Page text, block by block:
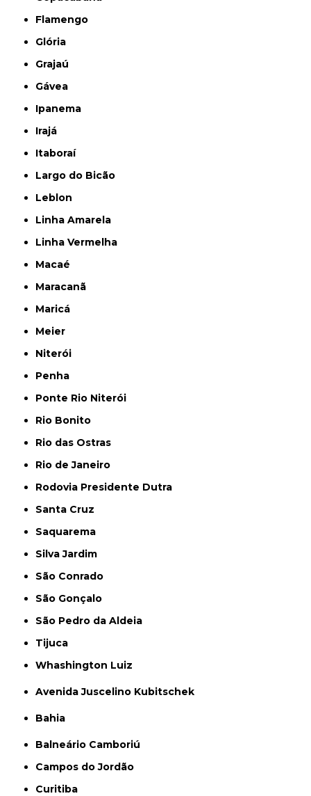
Flamengo
Glória
Grajaú
Gávea
Ipanema
Irajá
Itaboraí
Largo do Bicão
Leblon
Linha Amarela
Linha Vermelha
Macaé
Maracanã
Maricá
Meier
Niterói
Penha
Ponte Rio Niterói
Rio Bonito
Rio das Ostras
Rio de Janeiro
Rodovia Presidente Dutra
Santa Cruz
Saquarema
Silva Jardim
São Conrado
São Gonçalo
São Pedro da Aldeia
Tijuca
Whashington Luiz
Avenida Juscelino Kubitschek
Bahia
Balneário Camboriú
Campos do Jordão
Curitiba